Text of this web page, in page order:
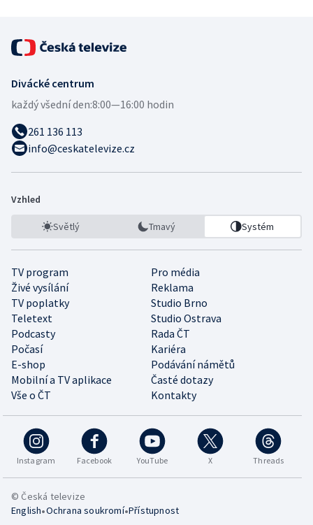
Divácké centrum
každý všední den:8:00—16:00 hodin
261 136 113
info@ceskatelevize.cz
Vzhled
Světlý Tmavý Systém
TV program
Pro média
Živé vysílání
Reklama
TV poplatky
Studio Brno
Teletext
Studio Ostrava
Podcasty
Rada ČT
Počasí
Kariéra
E-shop
Podávání námětů
Mobilní a TV aplikace
Časté dotazy
Vše o ČT
Kontakty
Instagram Facebook YouTube X Threads
© Česká televize
English•Ochrana soukromí•Přístupnost